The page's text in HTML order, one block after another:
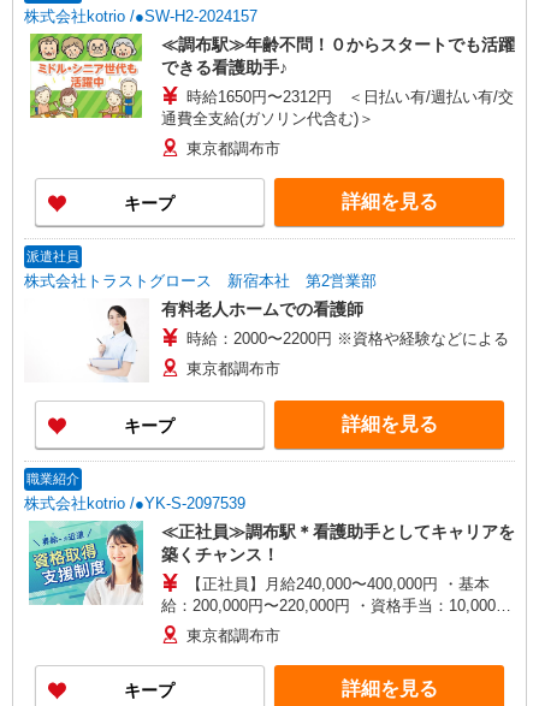
株式会社kotrio /●SW-H2-2024157
≪調布駅≫年齢不問！０からスタートでも活躍
できる看護助手♪
時給1650円〜2312円 ＜日払い有/週払い有/交
通費全支給(ガソリン代含む)＞
東京都調布市
キープ 詳細を見る
派遣社員
株式会社トラストグロース 新宿本社 第2営業部
有料老人ホームでの看護師
時給：2000〜2200円 ※資格や経験などによる
東京都調布市
キープ 詳細を見る
職業紹介
株式会社kotrio /●YK-S-2097539
≪正社員≫調布駅＊看護助手としてキャリアを
築くチャンス！
【正社員】月給240,000〜400,000円 ・基本
給：200,000円〜220,000円 ・資格手当：10,000〜
30,000円 ・役職手当：10,000〜70,000円 ・処遇改
善手当：20,000〜60,000円（勤続年数、保有資格
により変動） ・固定残業手当：20,000円（10時
間） ※固定残業時間を超過する場合には超過勤務
東京都調布市
キープ 詳細を見る